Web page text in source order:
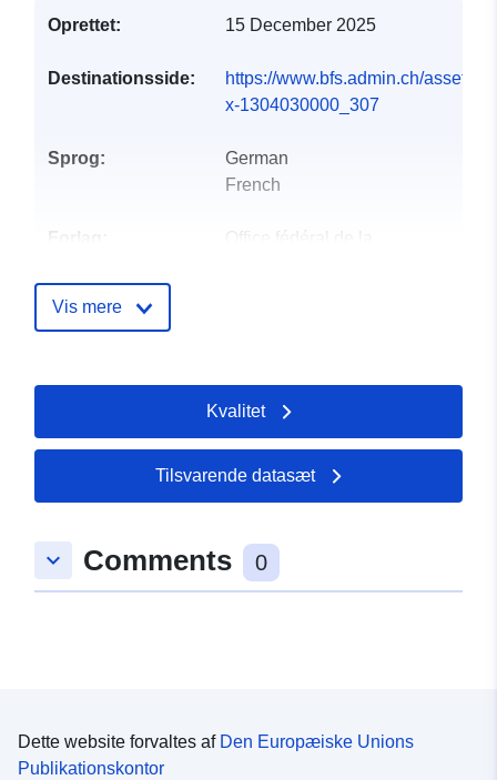
Oprettet: 15 December 2025
Destinationsside:
https://www.bfs.admin.ch/asset/
x-1304030000_307
Sprog:
German
French
Forlag:
Fortegnelse over
Tilføjet til data.europa.eu: 18
December 2025
Identifikatorer:
36315579@bundesamt-fur-
Ændringshyppig
hed:
annual
Vis mere
Kvalitet
Tilsvarende datasæt
keyboard_arrow_down Comments 0
Dette website forvaltes af Den Europæiske Unions
Publikationskontor